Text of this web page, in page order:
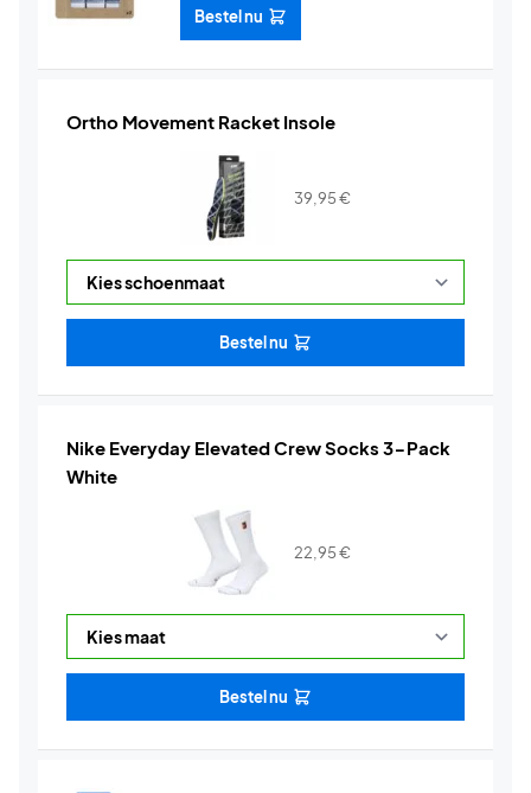
Bestel nu
Ortho Movement Racket Insole
39,95€
Bestel nu
Nike Everyday Elevated Crew Socks 3-Pack
White
22,95€
Bestel nu